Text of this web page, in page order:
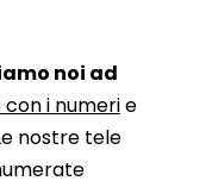
noi ad
con i numerie
nostre tele